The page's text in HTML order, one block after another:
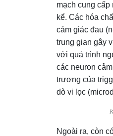
mạch cung
kể. Các hóa
cảm giác đau
trung gian gây
với quá trình
các neuron
trương của
dò vi lọc
Ngoài ra, còn